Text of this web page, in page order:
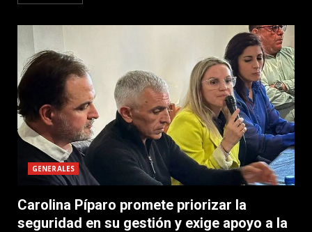
GENERALES
Carolina Píparo promete priorizar la
seguridad en su gestión y exige apoyo a la